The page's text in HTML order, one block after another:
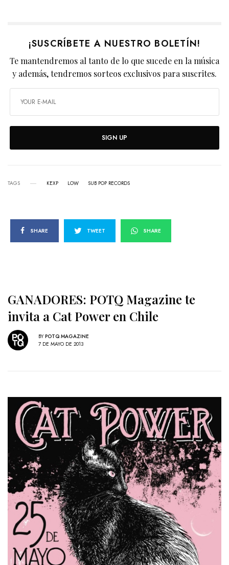
¡SUSCRÍBETE A NUESTRO BOLETÍN!
Te mantendremos al tanto de lo que sucede en la música
y además, tendremos sorteos exclusivos para suscrites.
SIGN UP
TAGS KEXP LOW SUB POP RECORDS
SHARE TWEET SHARE
GANADORES: POTQ Magazine te
invita a Cat Power en Chile
BY POTQ MAGAZINE
7 DE MAYO DE 2013